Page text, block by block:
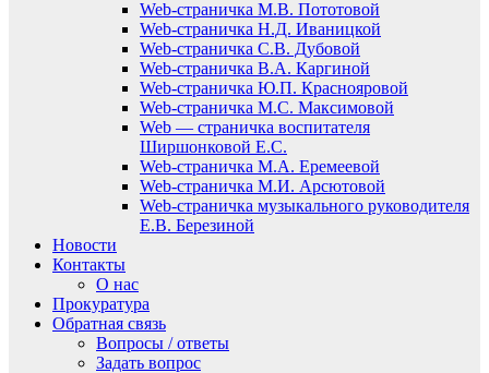
Web-страничка М.В. Пототовой
Web-страничка Н.Д. Иваницкой
Web-страничка С.В. Дубовой
Web-страничка В.А. Каргиной
Web-страничка Ю.П. Краснояровой
Web-страничка М.С. Максимовой
Web — страничка воспитателя
Ширшонковой Е.С.
Web-страничка М.А. Еремеевой
Web-страничка М.И. Арсютовой
Web-страничка музыкального руководителя
Е.В. Березиной
Новости
Контакты
О нас
Прокуратура
Обратная связь
Вопросы / ответы
Задать вопрос